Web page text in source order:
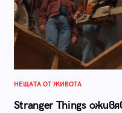
НЕЩАТА ОТ ЖИВОТА
Stranger Things